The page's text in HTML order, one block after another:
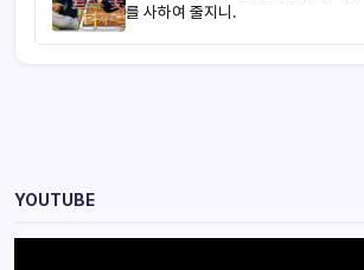
를 사하여 줄지니.
YOUTUBE